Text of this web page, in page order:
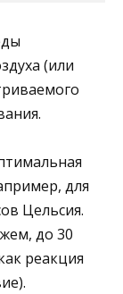
(или
для
Цельсия.
до 30
реакция